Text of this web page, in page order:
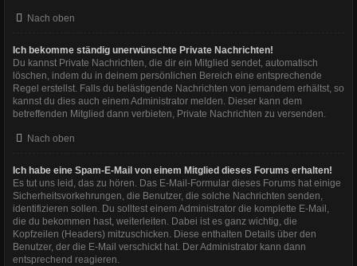
Nach oben
Ich bekomme ständig unerwünschte Private Nachrichten!
Du kannst Private Nachrichten, die dir ein Mitglied sendet, automatisch
löschen, indem du in deinem persönlichen Bereich eine entsprechende
Regel erstellst. Falls du belästigende Nachrichten von jemandem erhältst, so
kannst du dies auch einem Administrator melden. Dieser kann dem
betreffenden Mitglied dann verbieten, Private Nachrichten zu versenden.
Nach oben
Ich habe eine Spam-E-Mail von einem Mitglied dieses Forums erhalten!
Es tut uns leid, das zu hören. Das E-Mail-Formular dieses Forums hat einige
Sicherheitsvorkehrungen, die Benutzer, die solche Nachrichten senden,
identifizieren sollen. Du solltest einem Administrator die komplette E-Mail,
die du bekommen hast, weiterleiten. Dabei ist es ganz wichtig, die
Kopfzeilen (Headers) mitzuschicken. Diese enthalten Details über den
Benutzer, der die E-Mail verschickt hat. Der Administrator kann dann
entsprechend reagieren.